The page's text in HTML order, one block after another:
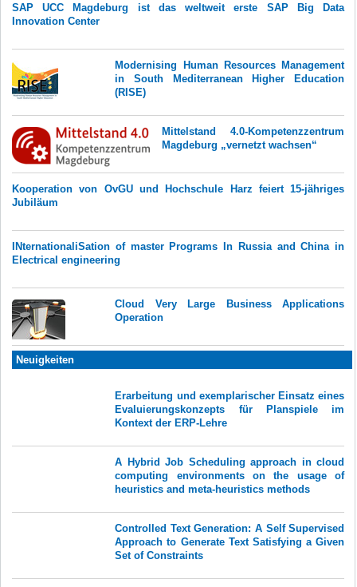
SAP UCC Magdeburg ist das weltweit erste SAP Big Data
Innovation Center
Modernising Human Resources Management
in South Mediterranean Higher Education
(RISE)
Mittelstand 4.0-Kompetenzzentrum
Magdeburg „vernetzt wachsen“
Kooperation von OvGU und Hochschule Harz feiert 15-jähriges
Jubiläum
INternationaliSation of master Programs In Russia and China in
Electrical engineering
Cloud Very Large Business Applications
Operation
Neuigkeiten
Erarbeitung und exemplarischer Einsatz eines
Evaluierungskonzepts für Planspiele im
Kontext der ERP-Lehre
A Hybrid Job Scheduling approach in cloud
computing environments on the usage of
heuristics and meta-heuristics methods
Controlled Text Generation: A Self Supervised
Approach to Generate Text Satisfying a Given
Set of Constraints